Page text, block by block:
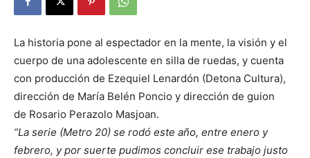
La historia pone al espectador en la mente, la visión y el
cuerpo de una adolescente en silla de ruedas, y cuenta
con producción de Ezequiel Lenardón (Detona Cultura),
dirección de María Belén Poncio y dirección de guion
de Rosario Perazolo Masjoan.
“La serie (Metro 20) se rodó este año, entre enero y
febrero, y por suerte pudimos concluir ese trabajo justo